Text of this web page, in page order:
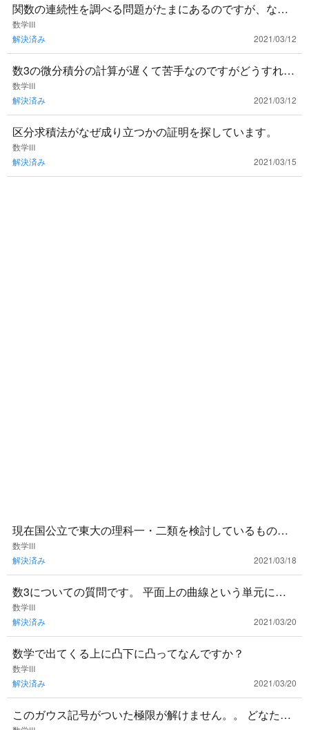
関数の連続性を調べる問題がたまにあるのですが、なん
の意味があるのでしょう？出題される例題が簡単すぎる
のか、ただ公式に当て
数学Ⅲ
解決済み
2021/03/12
数3の微分積分の計算が遅くて苦手なのですがどうすれば
良いでしょうか？計算特訓用に問題集とか使ったほうが
いいですかね？
数学Ⅲ
解決済み
2021/03/12
区分求積法がなぜ成り立つかの証明を探しています。
数学Ⅲ
解決済み
2021/03/15
現在国公立で東大の理科一・二類を検討しているもので
す。これから数三を学習していくのですが、東大の入試
に頻出の単元は特に重
数学Ⅲ
解決済み
2021/03/18
数3についての質問です。 平面上の曲線という単元に出
てくる離心率？というものはどんな時に使えば良いので
しょうか？ 使い所
数学Ⅲ
解決済み
2021/03/20
数学で出てくる上に凸下に凸ってなんですか？
数学Ⅲ
解決済み
2021/03/20
このガウス記号がついた極限が解けません。。 どなたか